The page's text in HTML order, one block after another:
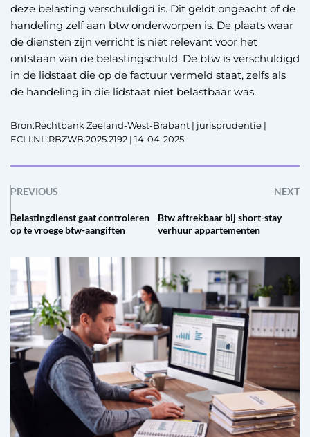
deze belasting verschuldigd is. Dit geldt ongeacht of de
handeling zelf aan btw onderworpen is. De plaats waar
de diensten zijn verricht is niet relevant voor het
ontstaan van de belastingschuld. De btw is verschuldigd
in de lidstaat die op de factuur vermeld staat, zelfs als
de handeling in die lidstaat niet belastbaar was.
Bron:Rechtbank Zeeland-West-Brabant | jurisprudentie |
ECLI:NL:RBZWB:2025:2192 | 14-04-2025
PREVIOUS NEXT
Belastingdienst gaat controleren
op te vroege btw-aangiften
Btw aftrekbaar bij short-stay
verhuur appartementen